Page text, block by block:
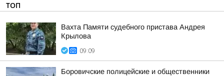
ТОП
Вахта Памяти судебного пристава Андрея
Крылова
09:09
Боровичские полицейские и общественники